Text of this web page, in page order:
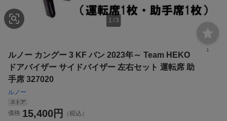
1 / 3
1
ルノー カングー 3 KF バン 2023年～ Team HEKO
ドアバイザー サイドバイザー 左右セット 運転席 助
手席 327020
ルノー
ストア
価格 15,400円
（税込）